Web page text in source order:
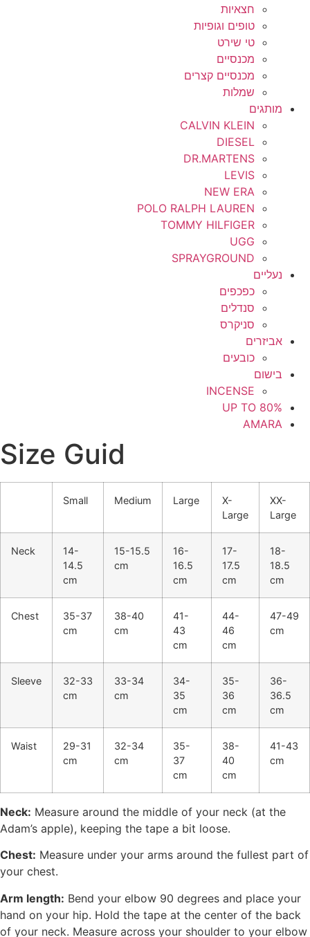
חצאיות
טופים וגופיות
טי שירט
מכנסיים
מכנסיים קצרים
שמלות
מותגים
CALVIN KLEIN
DIESEL
DR.MARTENS
LEVIS
NEW ERA
POLO RALPH LAUREN
TOMMY HILFIGER
UGG
SPRAYGROUND
נעליים
כפכפים
סנדלים
סניקרס
אביזרים
כובעים
בישום
INCENSE
UP TO 80%
AMARA
Size Guid
Small Medium Large
X-
Large
XX-
Large
Neck
14-
14.5
cm
15-15.5
cm
16-
16.5
cm
17-
17.5
cm
18-
18.5
cm
Chest
35-37
cm
38-40
cm
41-
43
cm
44-
46
cm
47-49
cm
Sleeve
32-33
cm
33-34
cm
34-
35
cm
35-
36
cm
36-
36.5
cm
Waist
29-31
cm
32-34
cm
35-
37
cm
38-
40
cm
41-43
cm
Neck: Measure around the middle of your neck (at the
Adam’s apple), keeping the tape a bit loose.
Chest: Measure under your arms around the fullest part of
your chest.
Arm length: Bend your elbow 90 degrees and place your
hand on your hip. Hold the tape at the center of the back
of your neck. Measure across your shoulder to your elbow